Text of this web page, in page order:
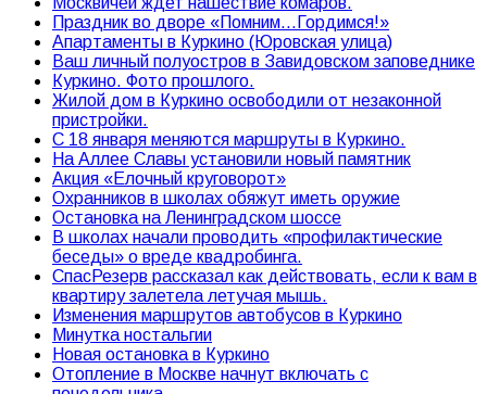
Праздник во дворе «Помним…Гордимся!»
Апартаменты в Куркино (Юровская улица)
Ваш личный полуостров в Завидовском заповеднике
Куркино. Фото прошлого.
Жилой дом в Куркино освободили от незаконной
пристройки.
С 18 января меняются маршруты в Куркино.
На Аллее Славы установили новый памятник
Акция «Елочный круговорот»
Охранников в школах обяжут иметь оружие
Остановка на Ленинградском шоссе
В школах начали проводить «профилактические
беседы» о вреде квадробинга.
СпасРезерв рассказал как действовать, если к вам в
квартиру залетела летучая мышь.
Изменения маршрутов автобусов в Куркино
Минутка ностальгии
Новая остановка в Куркино
Отопление в Москве начнут включать с